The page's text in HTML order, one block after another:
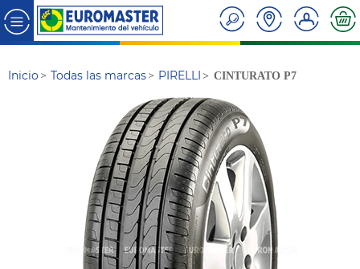
Inicio Todas las marcas PIRELLI CINTURATO P7